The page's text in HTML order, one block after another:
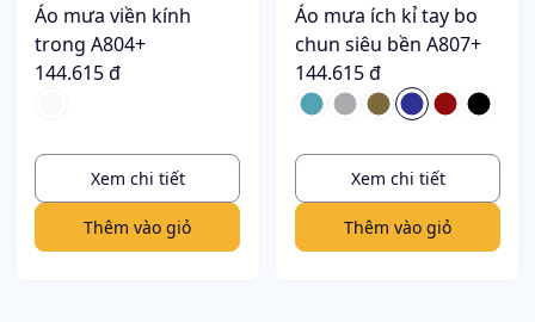
Áo mưa viền kính
trong A804+
144.615 đ
Xem chi tiết
Thêm vào giỏ
Áo mưa ích kỉ tay bo
chun siêu bền A807+
144.615 đ
Xem chi tiết
Thêm vào giỏ